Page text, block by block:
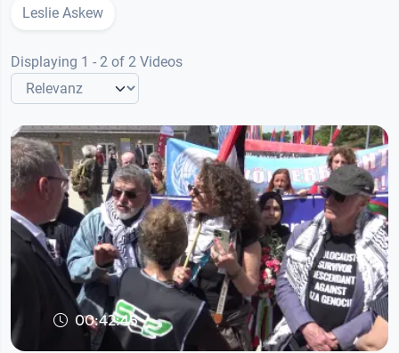
Leslie Askew
Displaying 1 - 2 of 2 Videos
00:42:45